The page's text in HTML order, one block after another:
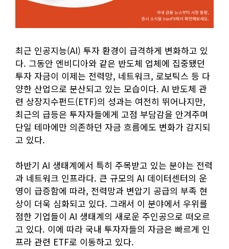
최근 인공지능(AI) 투자 환경이 급격하게 변화하고 있
다. 그동안 엔비디아와 같은 반도체 업체에 집중됐던
투자 자금이 이제는 전력망, 네트워크, 로보틱스 등 다
양한 산업으로 분산되고 있는 모습이다. AI 반도체 관
련 상장지수펀드(ETF)의 성과는 여전히 뛰어나지만,
최근의 급등은 투자자들에게 고점 부담감을 안겨주며
단일 테마에만 의존하던 자금 흐름에도 변화가 감지되
고 있다.
하반기 AI 생태계에서 특히 주목받고 있는 분야는 전력
과 네트워크 인프라다. 큰 규모의 AI 데이터센터의 운
영이 급증함에 따라, 전력망과 변압기 공급의 부족 현
상이 더욱 심화되고 있다. 그래서 이 분야에서 우위를
점한 기업들이 AI 생태계의 새로운 주인공으로 떠오르
고 있다. 이에 따라 국내 투자자들의 자금은 빠르게 인
프라 관련 ETF로 이동하고 있다.